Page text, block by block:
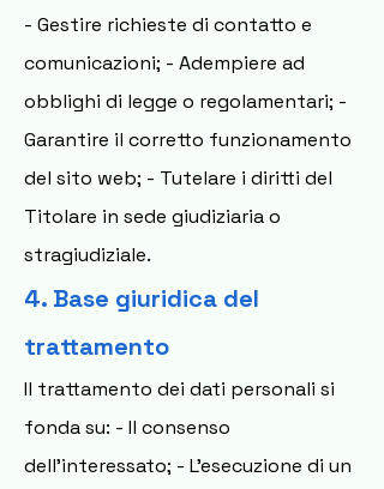
- Gestire richieste di contatto e
comunicazioni; - Adempiere ad
obblighi di legge o regolamentari; -
Garantire il corretto funzionamento
del sito web; - Tutelare i diritti del
Titolare in sede giudiziaria o
stragiudiziale.
4. Base giuridica del
trattamento
Il trattamento dei dati personali si
fonda su: - Il consenso
dell’interessato; - L’esecuzione di un